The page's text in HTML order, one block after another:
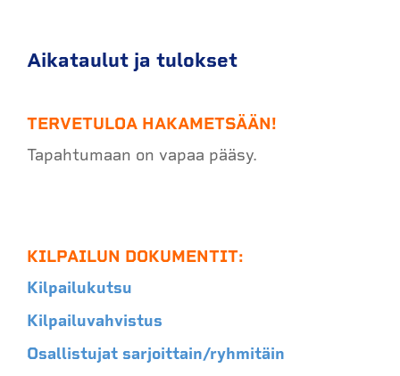
Aikataulut ja tulokset
TERVETULOA HAKAMETSÄÄN!
Tapahtumaan on vapaa pääsy.
KILPAILUN DOKUMENTIT:
Kilpailukutsu
Kilpailuvahvistus
Osallistujat sarjoittain/ryhmitäin